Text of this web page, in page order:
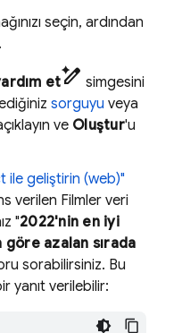
seçin, ardından
etpen_spark simgesini
sorguyu veya
ve Oluştur'u
ile geliştirin (web)"
verilen Filmler veri
"2022'nin en iyi
göre azalan sırada
sorabilirsiniz. Bu
yanıt verilebilir: